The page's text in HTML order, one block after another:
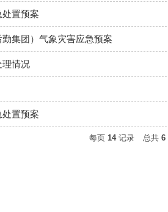
置预案
集团）气象灾害应急预案
理情况
置预案
每页 14记录 总共 6